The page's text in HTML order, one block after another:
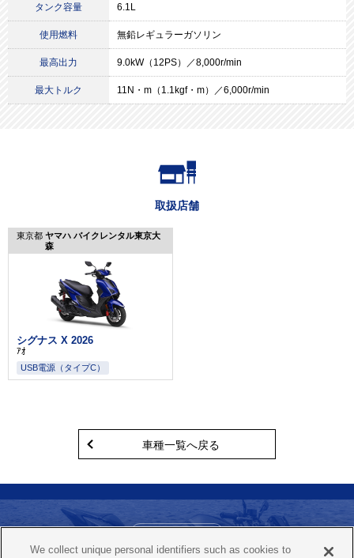
タンク容量 6.1L
使用燃料 無鉛レギュラーガソリン
最高出力 9.0kW（12PS）／8,000r/min
最大トルク 11N・m（1.1kgf・m）／6,000r/min
取扱店舗
東京都 ヤマハ バイクレンタル東京大
森
シグナス X 2026
ｱｵ
USB電源（タイプC）
車種一覧へ戻る
We collect unique personal identifiers such as cookies to